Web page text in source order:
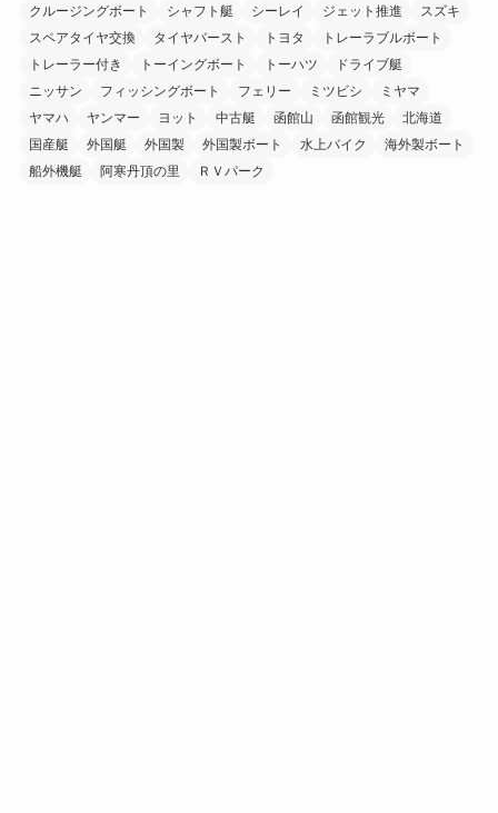
クルージングボート
シャフト艇 シーレイ ジェット推進
スズキ
スペアタイヤ交換
タイヤバースト トヨタ
トレーラブルボート
トレーラー付き
トーイングボート トーハツ
ドライブ艇
ニッサン
フィッシングボート フェリー ミツビシ
ミヤマ
ヤマハ
ヤンマー ヨット 中古艇 函館山 函館観光
北海道
国産艇
外国艇 外国製 外国製ボート 水上バイク
海外製ボート
船外機艇
阿寒丹頂の里 ＲＶパーク